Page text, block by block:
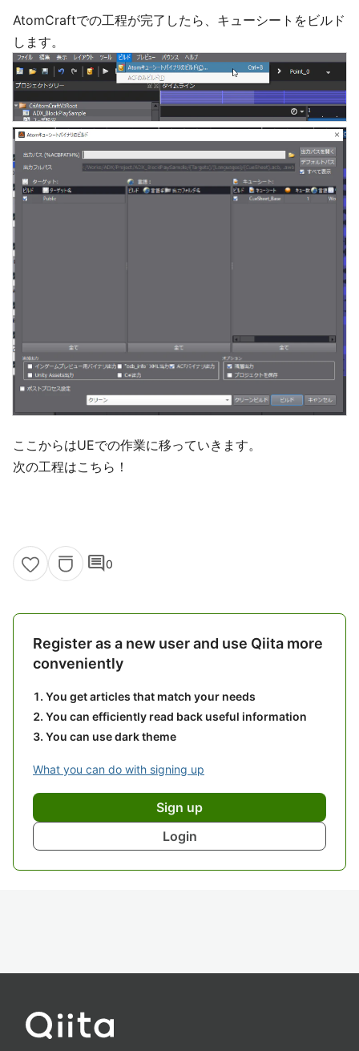
AtomCraftでの工程が完了したら、キューシートをビルド
します。
ここからはUEでの作業に移っていきます。
次の工程はこちら！
comment0
Register as a new user and use Qiita more
conveniently
You get articles that match your needs
You can efficiently read back useful information
You can use dark theme
What you can do with signing up
Sign up
Login